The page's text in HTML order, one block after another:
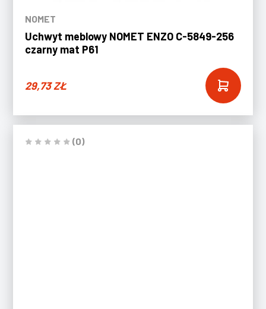
NOMET
Uchwyt meblowy NOMET ENZO C-5849-256
czarny mat P61
29,73ZŁ
(0)